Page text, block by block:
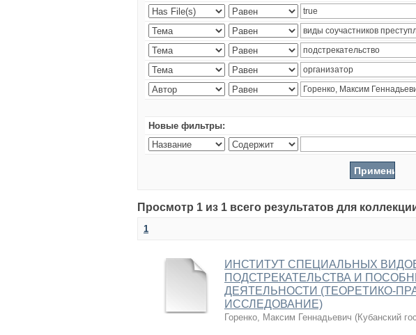
Новые фильтры:
Просмотр 1 из 1 всего результатов для
1
ИНСТИТУТ СПЕЦИАЛЬНЫХ
ПОДСТРЕКАТЕЛЬСТВА И
ДЕЯТЕЛЬНОСТИ (ТЕОРЕТИКО-
ИССЛЕДОВАНИЕ)
Горенко, Максим Геннадьевич (Кубанский